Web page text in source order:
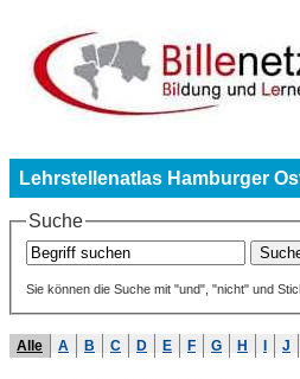
Lehrstellenatlas Hamburger
Suche
Sie können die Suche mit "und", "nicht" und
Alle A B C D E F G H J